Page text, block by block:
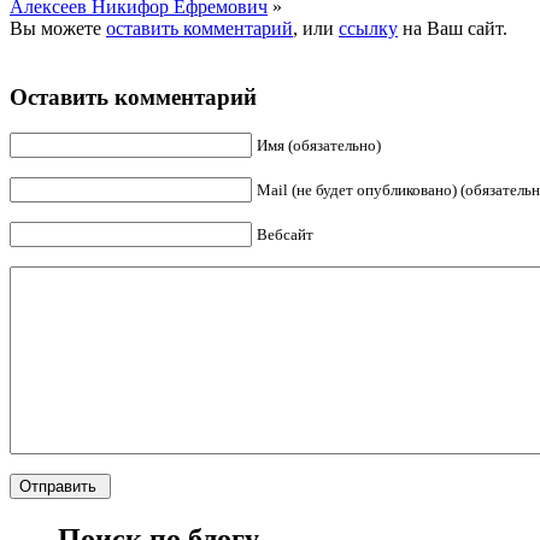
Алексеев Никифор Ефремович »
Вы можете оставить комментарий, или ссылку на Ваш сайт.
Оставить комментарий
Имя (обязательно)
Mail (не будет опубликовано)
Вебсайт